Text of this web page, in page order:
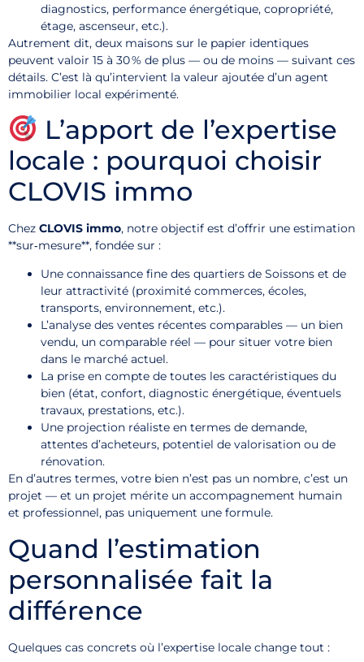
diagnostics, performance énergétique, copropriété,
étage, ascenseur, etc.).
Autrement dit, deux maisons sur le papier identiques
peuvent valoir 15 à 30 % de plus — ou de moins — suivant ces
détails. C’est là qu’intervient la valeur ajoutée d’un agent
immobilier local expérimenté.
L’apport de l’expertise
locale : pourquoi choisir
CLOVIS immo
Chez CLOVIS immo, notre objectif est d’offrir une estimation
**sur‑mesure**, fondée sur :
Une connaissance fine des quartiers de Soissons et de
leur attractivité (proximité commerces, écoles,
transports, environnement, etc.).
L’analyse des ventes récentes comparables — un bien
vendu, un comparable réel — pour situer votre bien
dans le marché actuel.
La prise en compte de toutes les caractéristiques du
bien (état, confort, diagnostic énergétique, éventuels
travaux, prestations, etc.).
Une projection réaliste en termes de demande,
attentes d’acheteurs, potentiel de valorisation ou de
rénovation.
En d’autres termes, votre bien n’est pas un nombre, c’est un
projet — et un projet mérite un accompagnement humain
et professionnel, pas uniquement une formule.
Quand l’estimation
personnalisée fait la
différence
Quelques cas concrets où l’expertise locale change tout :